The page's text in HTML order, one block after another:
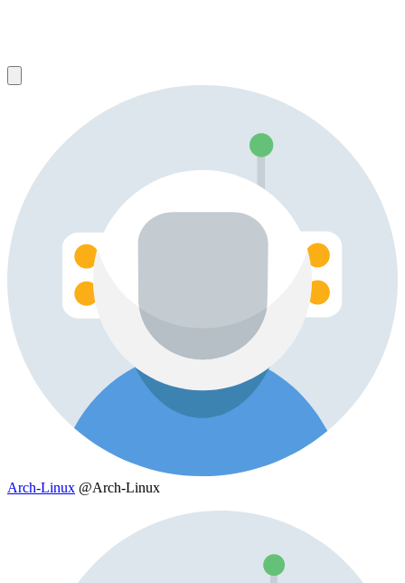
Arch-Linux @Arch-Linux